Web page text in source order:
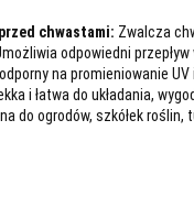
chwastami: Zwalcza
odpowiedni
na promieniowanie
i łatwa do układania,
do ogrodów, szkółek roślin,